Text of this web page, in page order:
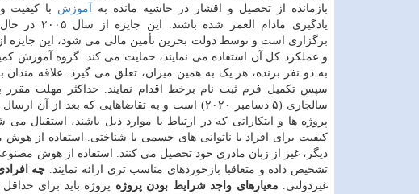
بازمانده از تحصیل و اقشار در حاشیه مانده به
آموزش با کیفیت و
یادگیری مادام العمر شده باشند. این جایزه از سال ۲۰۰۵ در حال
برگزاری است و توسط دولت بحرین تأمین مالی می شود، این جایزه
به دو نفر برنده، هر یک به همین میزان، تعلق می گیرد. علاقه
سالجاری (۵ دسامبر ۲۰۲۰) است و به تقاضاهایی که بعد از آن ارسال شود ترتیب اثر داده نخواهد شد.
پروژه ها و ابتکاراتی که در ارتباط با موارد ذیل باشند،
کیفیت برای افراد با ناتوانی های جسمی یا شناختی. استفاده از
دیگر، غیر از زبان مادری خود تحصیل می کنند. استفاده از هوش مصنوعی
تشخیص داده و متعاقبا بازخوردهای مناسب تری ارائه نمایند. چه
غیردولتی. معیارهای واجد شرایط بودن پروژه پروژه باید برای